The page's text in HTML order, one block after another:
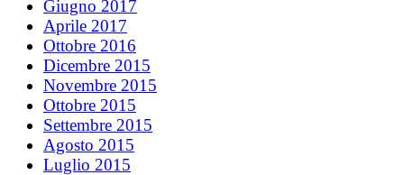
Giugno 2017
Aprile 2017
Ottobre 2016
Dicembre 2015
Novembre 2015
Ottobre 2015
Settembre 2015
Agosto 2015
Luglio 2015